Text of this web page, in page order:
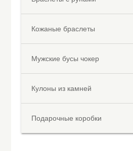
Кожаные браслеты
Мужские бусы чокер
Кулоны из камней
Подарочные коробки